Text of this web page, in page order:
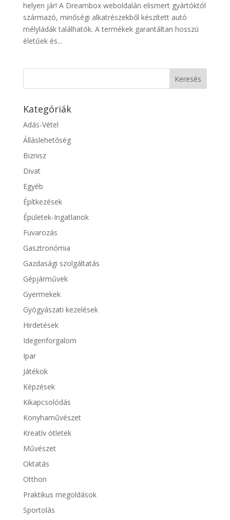
helyen jár! A Dreambox weboldalán elismert gyártóktól
származó, minőségi alkatrészekből készített autó
mélyládák találhatók. A termékek garantáltan hosszú
életűek és...
Kategóriák
Adás-Vétel
Álláslehetőség
Biznisz
Divat
Egyéb
Építkezések
Épületek-Ingatlanok
Fuvarozás
Gasztronómia
Gazdasági szolgáltatás
Gépjárművek
Gyermekek
Gyógyászati kezelések
Hirdetések
Idegenforgalom
Ipar
Játékok
Képzések
Kikapcsolódás
Konyhaművészet
Kreatív ötletek
Művészet
Oktatás
Otthon
Praktikus megoldások
Sportolás